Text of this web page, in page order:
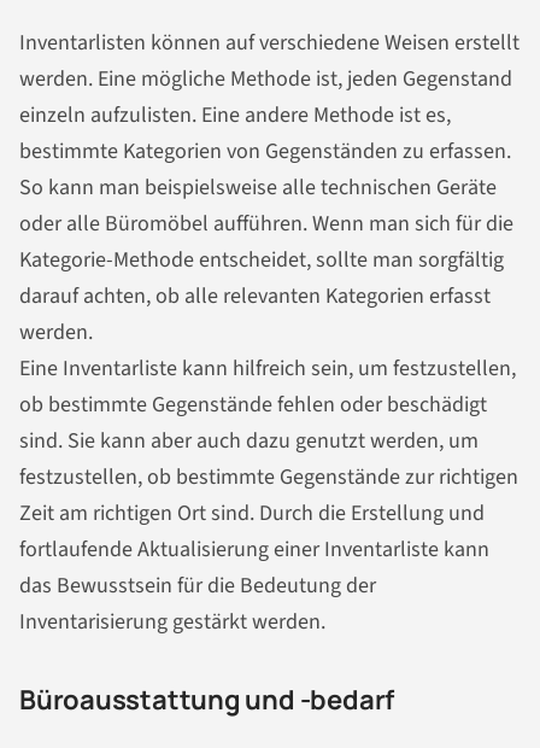
Inventarlisten können auf verschiedene Weisen erstellt
werden. Eine mögliche Methode ist, jeden Gegenstand
einzeln aufzulisten. Eine andere Methode ist es,
bestimmte Kategorien von Gegenständen zu erfassen.
So kann man beispielsweise alle technischen Geräte
oder alle Büromöbel aufführen. Wenn man sich für die
Kategorie-Methode entscheidet, sollte man sorgfältig
darauf achten, ob alle relevanten Kategorien erfasst
werden.
Eine Inventarliste kann hilfreich sein, um festzustellen,
ob bestimmte Gegenstände fehlen oder beschädigt
sind. Sie kann aber auch dazu genutzt werden, um
festzustellen, ob bestimmte Gegenstände zur richtigen
Zeit am richtigen Ort sind. Durch die Erstellung und
fortlaufende Aktualisierung einer Inventarliste kann
das Bewusstsein für die Bedeutung der
Inventarisierung gestärkt werden.
Büroausstattung und -bedarf